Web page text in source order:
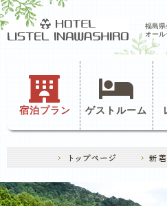
福島県
オー
宿泊プラン ゲストルーム